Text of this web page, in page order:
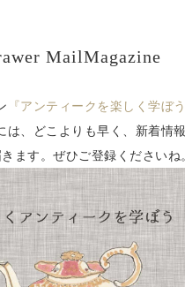
MailMagazine
『アンティークを楽しく学ぼ
は、どこよりも早く、新着情
ます。ぜひご登録くださいね。